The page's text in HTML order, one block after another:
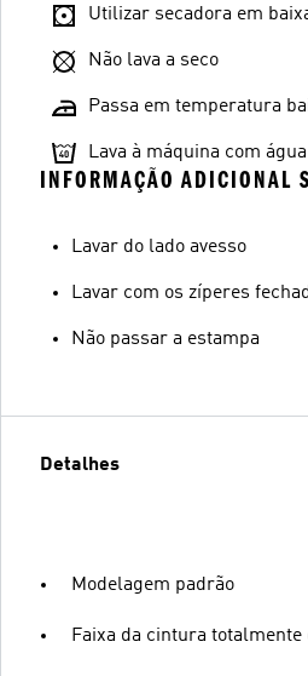
Utilizar secadora em
Não lava a seco
Passa em temperatura
Lava à máquina com
INFORMAÇÃO ADICIONAL
Lavar do lado avesso
Lavar com os zíperes
Não passar a estampa
Detalhes
Modelagem padrão
Faixa da cintura totalmente